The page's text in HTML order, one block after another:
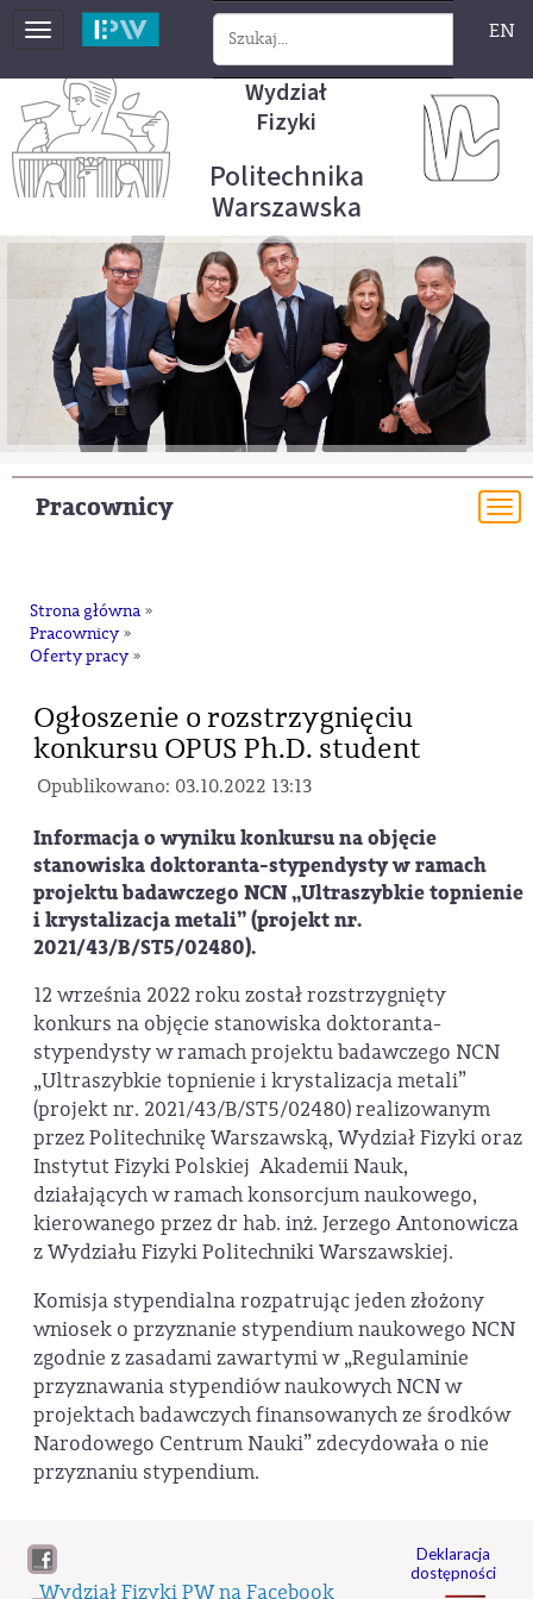
Toggle
EN
Wydział
Fizyki
Politechnika
Warszawska
Pracownicy
Strona główna »
Pracownicy »
Oferty pracy »
Ogłoszenie o rozstrzygnięciu
konkursu OPUS Ph.D. student
Opublikowano: 03.10.2022 13:13
Informacja o wyniku konkursu na objęcie
stanowiska doktoranta-stypendysty w ramach
projektu badawczego NCN „Ultraszybkie topnienie
i krystalizacja metali” (projekt nr.
2021/43/B/ST5/02480).
12 września 2022 roku został rozstrzygnięty
konkurs na objęcie stanowiska doktoranta-
stypendysty w ramach projektu badawczego NCN
„Ultraszybkie topnienie i krystalizacja metali”
(projekt nr. 2021/43/B/ST5/02480) realizowanym
przez Politechnikę Warszawską, Wydział Fizyki oraz
Instytut Fizyki Polskiej Akademii Nauk,
działających w ramach konsorcjum naukowego,
kierowanego przez dr hab. inż. Jerzego Antonowicza
z Wydziału Fizyki Politechniki Warszawskiej.
Komisja stypendialna rozpatrując jeden złożony
wniosek o przyznanie stypendium naukowego NCN
zgodnie z zasadami zawartymi w „Regulaminie
przyznawania stypendiów naukowych NCN w
projektach badawczych finansowanych ze środków
Narodowego Centrum Nauki” zdecydowała o nie
przyznaniu stypendium.
Wydział Fizyki PW na Facebook
Deklaracja
dostępności